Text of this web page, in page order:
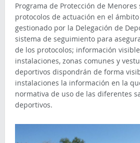
Programa de Protección de Menores
protocolos de actuación en el
gestionado por la Delegación de
sistema de seguimiento para
de los protocolos; información
instalaciones, zonas comunes y
deportivos dispondrán de forma
instalaciones la información en la
normativa de uso de las diferentes
deportivos.